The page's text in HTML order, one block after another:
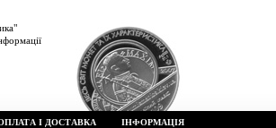
І ДОСТАВКА ІНФОРМАЦІЯ